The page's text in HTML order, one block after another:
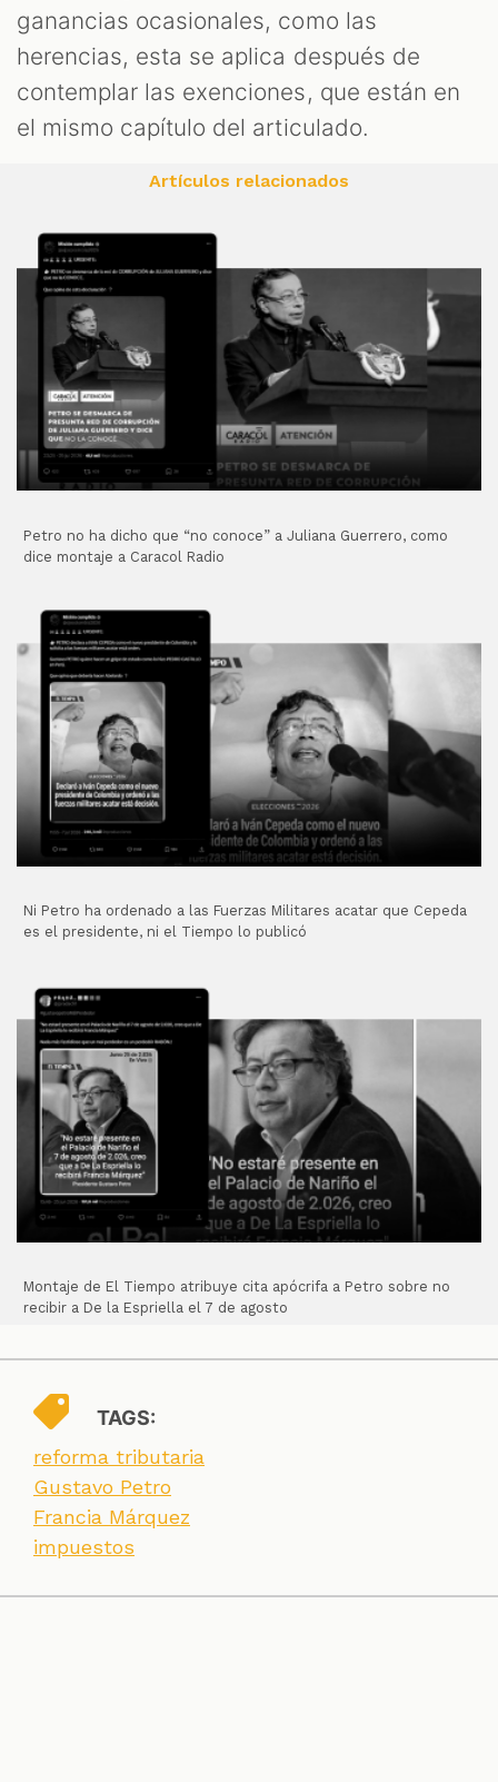
ganancias ocasionales, como las
herencias, esta se aplica después de
contemplar las exenciones, que están en
el mismo capítulo del articulado.
Artículos relacionados
Petro no ha dicho que “no conoce” a Juliana Guerrero, como
dice montaje a Caracol Radio
Ni Petro ha ordenado a las Fuerzas Militares acatar que Cepeda
es el presidente, ni el Tiempo lo publicó
Montaje de El Tiempo atribuye cita apócrifa a Petro sobre no
recibir a De la Espriella el 7 de agosto
TAGS:
reforma tributaria
Gustavo Petro
Francia Márquez
impuestos